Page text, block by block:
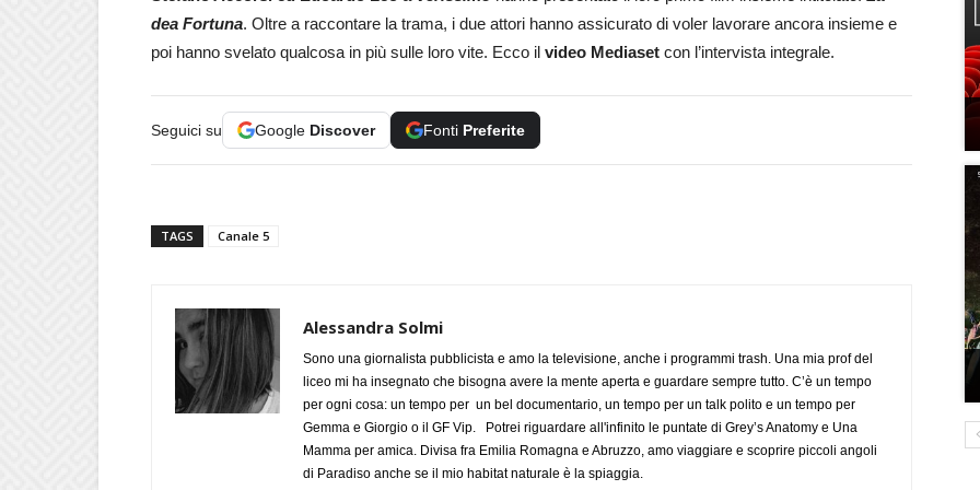
dea Fortuna. Oltre a raccontare la trama, i due attori hanno assicurato di voler lavorare ancora insieme e
poi hanno svelato qualcosa in più sulle loro vite. Ecco il video Mediaset con l’intervista integrale.
Seguici su Google Discover Fonti Preferite
TAGS Canale 5
Alessandra Solmi
Sono una giornalista pubblicista e amo la televisione, anche i programmi trash. Una mia prof del
liceo mi ha insegnato che bisogna avere la mente aperta e guardare sempre tutto. C’è un tempo
per ogni cosa: un tempo per un bel documentario, un tempo per un talk polito e un tempo per
Gemma e Giorgio o il GF Vip. Potrei riguardare all'infinito le puntate di Grey’s Anatomy e Una
Mamma per amica. Divisa fra Emilia Romagna e Abruzzo, amo viaggiare e scoprire piccoli angoli
di Paradiso anche se il mio habitat naturale è la spiaggia.